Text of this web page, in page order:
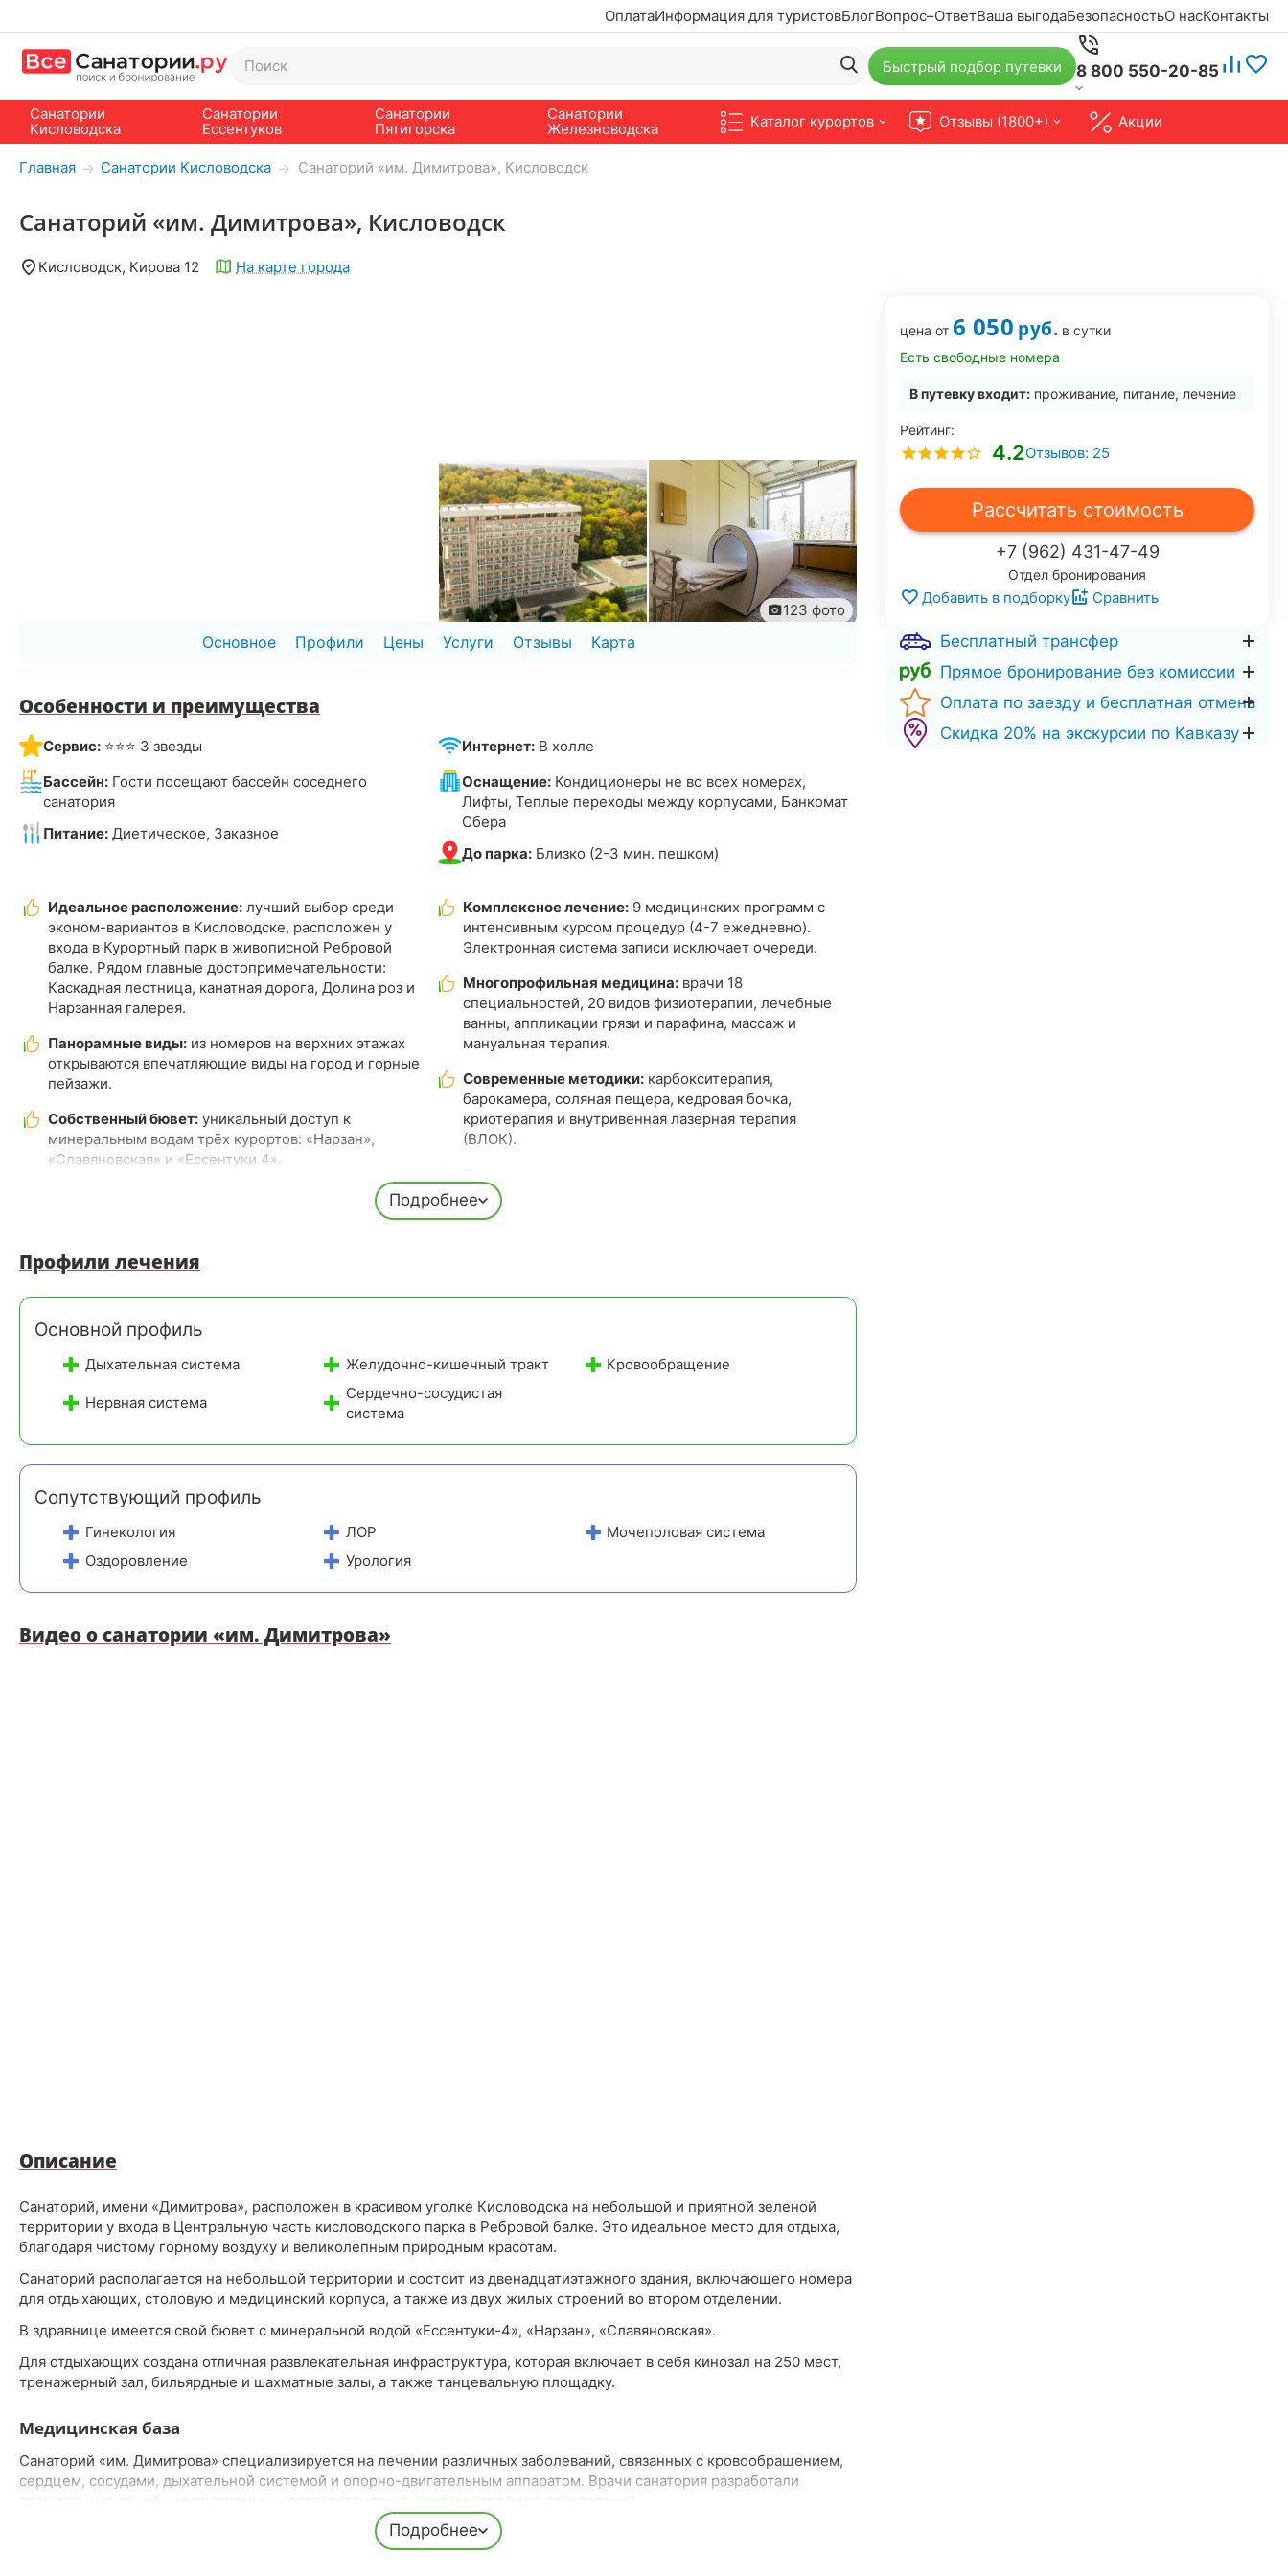
ОплатаИнформация для туристовБлогВопрос–ОтветВаша выгодаБезопасностьО насКонтакты
Быстрый подбор путевки 8 800 550-20-85
Санатории
Кисловодска
Санатории
Ессентуков
Санатории
Пятигорска
Санатории
Железноводска
Каталог курортов Отзывы (1800+) Акции
Главная → Санатории Кисловодска → Санаторий «им. Димитрова», Кисловодск
Санаторий «им. Димитрова», Кисловодск
Кисловодск, Кирова 12 На карте города
цена от 6 050 руб. в сутки
Есть свободные номера
В путевку входит: проживание, питание, лечение
Рейтинг:
4.2Отзывов: 25
Рассчитать стоимость
+7 (962) 431-47-49
Отдел бронирования
Добавить в подборку Сравнить
Бесплатный трансфер
Прямое бронирование без комиссии
Оплата по заезду и бесплатная отмена
Скидка 20% на экскурсии по Кавказу
123 фото
Основное Профили Цены Услуги Отзывы Карта
Особенности и преимущества
Сервис: ⭐⭐⭐ 3 звезды
Бассейн: Гости посещают бассейн соседнего
санатория
Питание: Диетическое, Заказное
Интернет: В холле
Оснащение: Кондиционеры не во всех номерах,
Лифты, Теплые переходы между корпусами, Банкомат
Сбера
До парка: Близко (2-3 мин. пешком)
Идеальное расположение: лучший выбор среди
эконом-вариантов в Кисловодске, расположен у
входа в Курортный парк в живописной Ребровой
балке. Рядом главные достопримечательности:
Каскадная лестница, канатная дорога, Долина роз и
Нарзанная галерея.
Панорамные виды: из номеров на верхних этажах
открываются впечатляющие виды на город и горные
пейзажи.
Собственный бювет: уникальный доступ к
минеральным водам трёх курортов: «Нарзан»,
«Славяновская» и «Ессентуки 4».
современный центр с
кинопоказами, концертами, бильярдом и теннисом.
площадке.
обследование сердечно-сосудистой системы.
Комплексное лечение: 9 медицинских программ с
интенсивным курсом процедур (4-7 ежедневно).
Электронная система записи исключает очереди.
Многопрофильная медицина: врачи 18
специальностей, 20 видов физиотерапии, лечебные
ванны, аппликации грязи и парафина, массаж и
мануальная терапия.
Современные методики: карбокситерапия,
барокамера, соляная пещера, кедровая бочка,
криотерапия и внутривенная лазерная терапия
(ВЛОК).
групповые сеансы, семейная терапия и программы
подготовки к родам.
Spa с функциями сауны и вибромассажа для
омоложения и коррекции контуров тела.
Подробнее
Профили лечения
Основной профиль
Дыхательная система Желудочно-кишечный тракт Кровообращение
Нервная система
Сердечно-сосудистая
система
Сопутствующий профиль
Гинекология ЛОР
Мочеполовая система
Оздоровление
Урология
Видео о санатории «им. Димитрова»
Описание
Санаторий, имени «Димитрова», расположен в красивом уголке Кисловодска на небольшой и приятной зеленой
территории у входа в Центральную часть кисловодского парка в Ребровой балке. Это идеальное место для отдыха,
благодаря чистому горному воздуху и великолепным природным красотам.
Санаторий располагается на небольшой территории и состоит из двенадцатиэтажного здания, включающего номера
для отдыхающих, столовую и медицинский корпуса, а также из двух жилых строений во втором отделении.
В здравнице имеется свой бювет с минеральной водой «Ессентуки-4», «Нарзан», «Славяновская».
Для отдыхающих создана отличная развлекательная инфраструктура, которая включает в себя кинозал на 250 мест,
тренажерный зал, бильярдные и шахматные залы, а также танцевальную площадку.
Медицинская база
Санаторий «им. Димитрова» специализируется на лечении различных заболеваний, связанных с кровообращением,
сердцем, сосудами, дыхательной системой и опорно-двигательным аппаратом. Врачи санатория разработали
специальные лечебные программы, соответствующие каждому профилю заболеваний.
В здравнице предоставляется полный спектр процедур, включая бальнеотерапию, физиотерапию, грязелечение,
массаж и лечебную физкультуру. Каждый гость может получить необходимые процедуры в зависимости от своих
Подробнее